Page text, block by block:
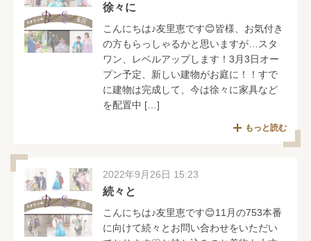
徐々に
こんにちは♪友里恵です😊皆様、お気付き
の方もらっしゃるかと思いますが…スタ
ワン、レベルアップします！3月3日オー
プン予定、新しい建物がお庭に！！すで
に建物は完成して、今は徐々に家具など
を配置中 […]
もっと読む
2022年9月26日 15:23
続々と
こんにちは♪友里恵です😊11月の753本番
に向けて続々とお問い合わせをいただい